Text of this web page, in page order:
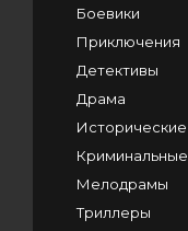
Боевики
Приключения
Детективы
Драма
Исторические
Криминальные
Мелодрамы
Триллеры